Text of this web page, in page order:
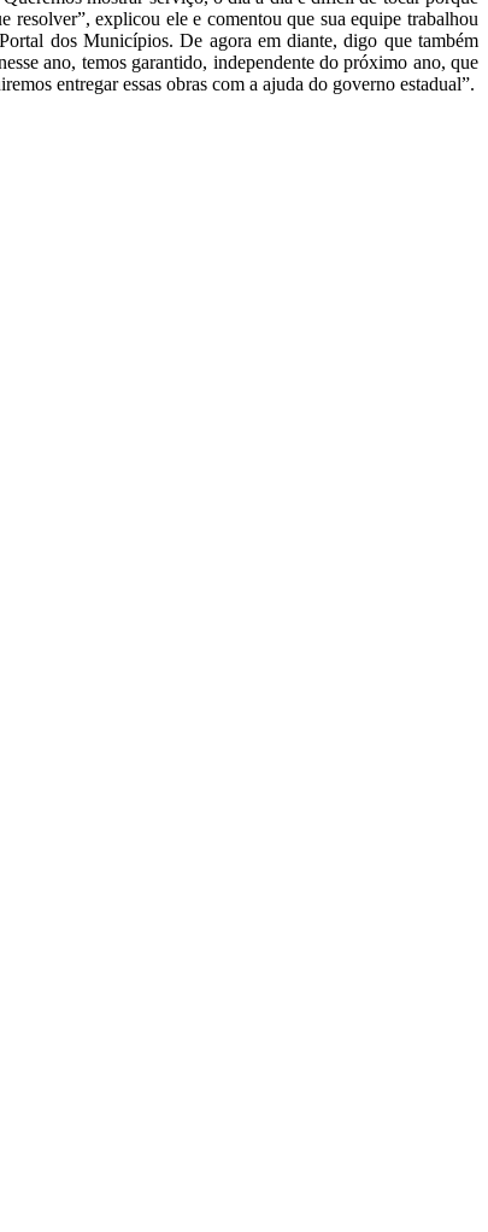
resolver”, explicou ele e comentou que sua equipe trabalhou
dos Municípios. De agora em diante, digo que também
ano, temos garantido, independente do próximo ano, que
entregar essas obras com a ajuda do governo estadual”.